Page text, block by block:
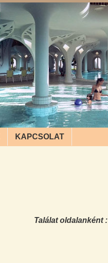
KAPCSOLAT
Találat oldalanként :